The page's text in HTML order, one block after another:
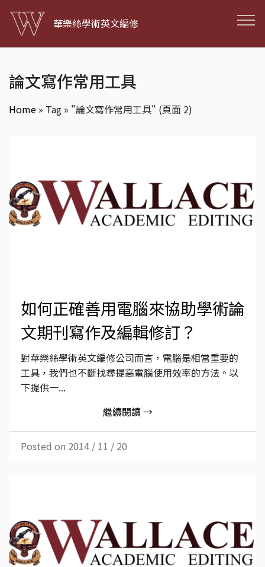
華樂絲學術英文編修
論文寫作常用工具
Home » Tag » "論文寫作常用工具" (頁面 2)
如何正確善用電腦來協助學術論
文期刊寫作及編輯修訂？
對華樂絲學術英文編修公司而言，電腦是相當重要的
工具，我們也不斷找尋提高電腦使用效率的方法。以
下提供一...
繼續閱讀 →
Posted on 2014 / 11 / 20